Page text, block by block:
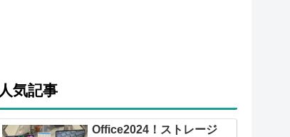
人気記事
Office2024！ストレージ